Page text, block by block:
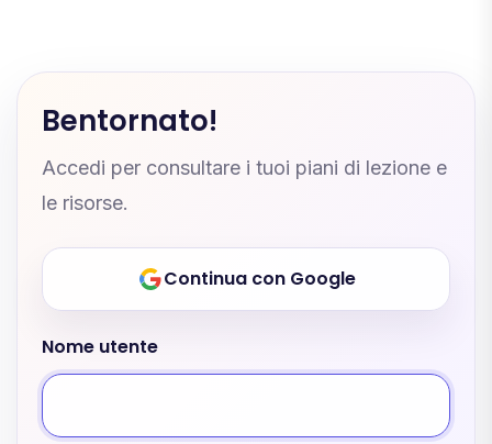
Bentornato!
Accedi per consultare i tuoi piani di lezione e
le risorse.
Continua con Google
Nome utente